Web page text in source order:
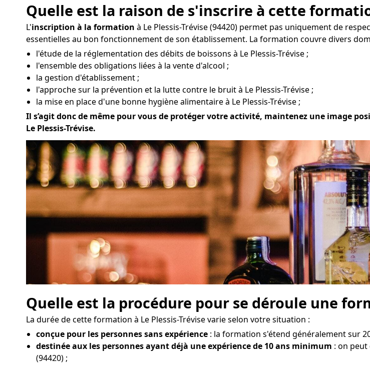
Quelle est la raison de s'inscrire à cette
L'inscription à la formation à Le Plessis-Trévise (94420) permet pas uniquement de
essentielles au bon fonctionnement de son établissement. La formation couvre divers
l'étude de la réglementation des débits de boissons à Le Plessis-Trévise ;
l'ensemble des obligations liées à la vente d'alcool ;
la gestion d'établissement ;
l'approche sur la prévention et la lutte contre le bruit à Le Plessis-Trévise ;
la mise en place d'une bonne hygiène alimentaire à Le Plessis-Trévise ;
Il s’agit donc de même pour vous de protéger votre activité, maintenez une image
Le Plessis-Trévise.
Quelle est la procédure pour se déroule une
La durée de cette formation à Le Plessis-Trévise varie selon votre situation :
conçue pour les personnes sans expérience : la formation s'étend généralement sur
destinée aux les personnes ayant déjà une expérience de 10 ans minimum : on
(94420) ;